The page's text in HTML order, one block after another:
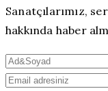
Sanatçılarımız,
hakkında haber